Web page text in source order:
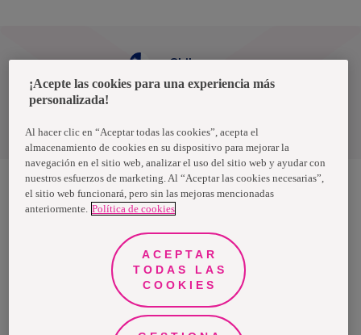
Términos y condiciones
Chile
Nosotras, una marca de Essity - una compañía global líder en
mundo, utilizan nuestros productos, servicios y soluciones. Nuestro
propósito es romper barreras por el bienestar en beneficio de
consumidores, pacientes, cuidadores, clientes y la sociedad en
general. Vendemos en aproximadamente 150 países bajo las
principales marcas globales TENA y Tork, así como otras marcas
como Actimove, Cutimed, JOBST, Knix, Leukoplast, Libero, Libresse,
Lotus, Modibodi, Nosotras, Saba, Tempo, TOM Organic y Zewa. En
2024, Essity tuvo ventas de aproximadamente 13 mil millones de
euros y empleó a 36,000 personas. La sede de la compañía está
¡Acepte las cookies para una experiencia más
personalizada!
Al hacer clic en “Aceptar todas las cookies”, acepta el
almacenamiento de cookies en su dispositivo para mejorar la
navegación en el sitio web, analizar el uso del sitio web y ayudar con
nuestros esfuerzos de marketing. Al “Aceptar las cookies necesarias”,
el sitio web funcionará, pero sin las mejoras mencionadas
anteriormente. Política de cookies
ACEPTAR
TODAS LAS
COOKIES